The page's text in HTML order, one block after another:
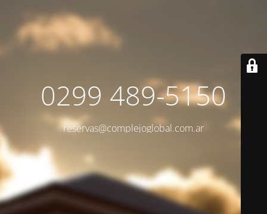
0299 489-5150
reservas@complejoglobal.com.ar